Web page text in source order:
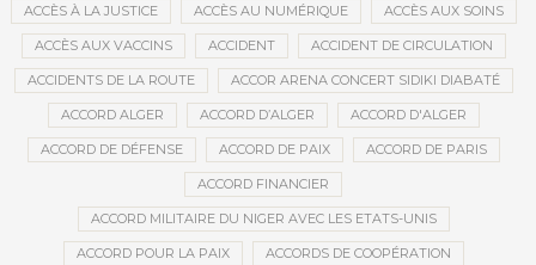
ACCÈS À LA JUSTICE ACCÈS AU NUMÉRIQUE ACCÈS AUX SOINS
ACCÈS AUX VACCINS ACCIDENT ACCIDENT DE CIRCULATION
ACCIDENTS DE LA ROUTE ACCOR ARENA CONCERT SIDIKI DIABATÉ
ACCORD ALGER ACCORD D’ALGER ACCORD D'ALGER
ACCORD DE DÉFENSE ACCORD DE PAIX ACCORD DE PARIS
ACCORD FINANCIER
ACCORD MILITAIRE DU NIGER AVEC LES ETATS-UNIS
ACCORD POUR LA PAIX ACCORDS DE COOPÉRATION